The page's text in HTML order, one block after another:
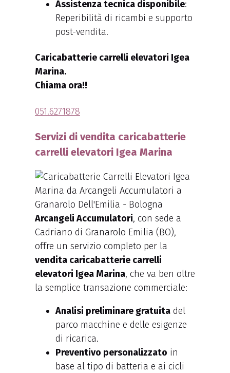
Assistenza tecnica disponibile:
Reperibilità di ricambi e supporto
post-vendita.
Caricabatterie carrelli elevatori Igea
Marina.
Chiama ora!!
051.6271878
Servizi di vendita caricabatterie
carrelli elevatori Igea Marina
Arcangeli Accumulatori, con sede a
Cadriano di Granarolo Emilia (BO),
offre un servizio completo per la
vendita caricabatterie carrelli
elevatori Igea Marina, che va ben oltre
la semplice transazione commerciale:
Analisi preliminare gratuita del
parco macchine e delle esigenze
di ricarica.
Preventivo personalizzato in
base al tipo di batteria e ai cicli